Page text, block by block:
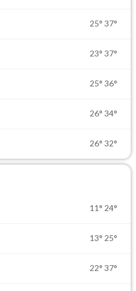
25° 37°
23° 37°
25° 36°
26° 34°
26° 32°
11° 24°
13° 25°
22° 37°